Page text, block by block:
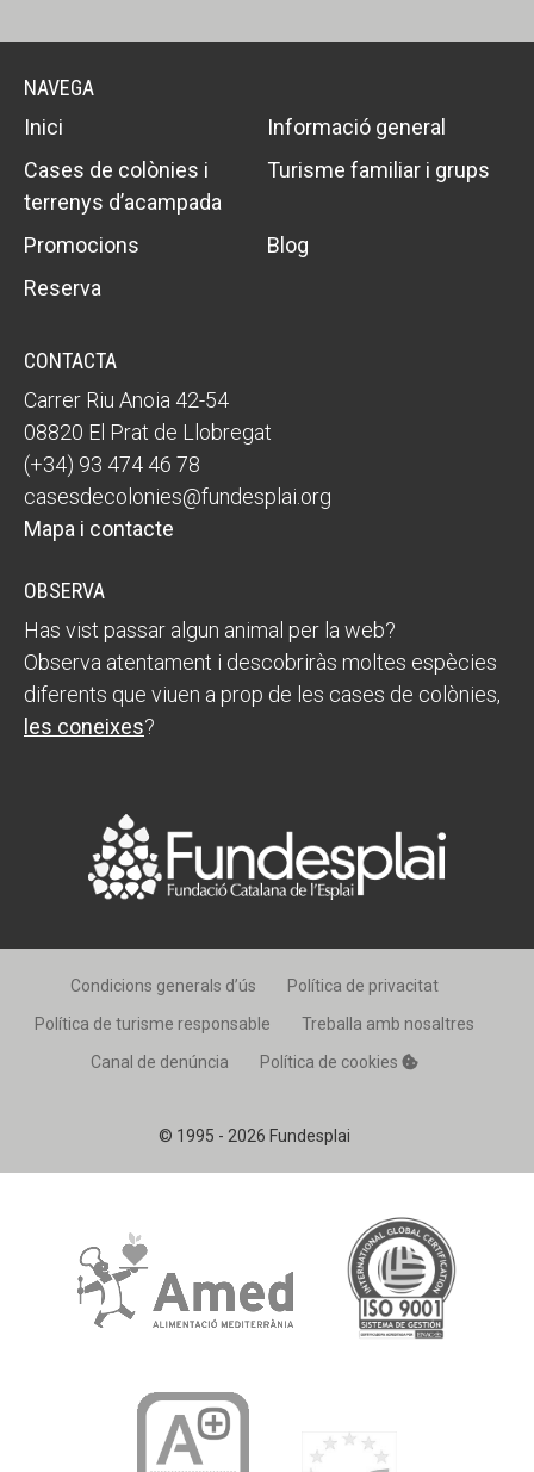
NAVEGA
Inici
Informació general
Cases de colònies i
terrenys d’acampada
Turisme familiar i grups
Promocions
Blog
Reserva
CONTACTA
Carrer Riu Anoia 42-54
08820 El Prat de Llobregat
(+34) 93 474 46 78
casesdecolonies@fundesplai.org
Mapa i contacte
OBSERVA
Has vist passar algun animal per la web?
Observa atentament i descobriràs moltes espècies
diferents que viuen a prop de les cases de colònies,
les coneixes?
© 1995 - 2026 Fundesplai
Condicions generals d’ús
Política de privacitat
Política de turisme responsable
Treballa amb nosaltres
Canal de denúncia
Política de cookies